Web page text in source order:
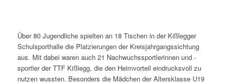
Über 80 Jugendliche spielten an 18 Tischen in der Kißlegger
Schulsporthalle die Platzierungen der Kreisjahrgangssichtung
aus. Mit dabei waren auch 21 Nachwuchssportlerinnen und -
sportler der TTF Kißlegg, die den Heimvorteil eindrucksvoll zu
nutzen wussten. Besonders die Mädchen der Altersklasse U19